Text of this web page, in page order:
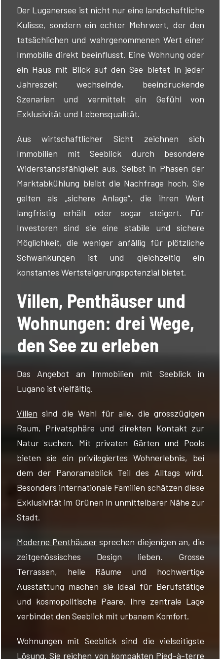
Der Luganersee ist nicht nur eine landschaftliche
Kulisse, sondern ein echter Mehrwert, der den
tatsächlichen und wahrgenommenen Wert einer
Immobilie direkt beeinflusst. Eine Wohnung oder
ein Haus mit Blick auf den See bietet in jeder
Jahreszeit wechselnde, beeindruckende
Szenarien und vermittelt ein Gefühl von
Exklusivität und Lebensqualität.
Aus wirtschaftlicher Sicht zeichnen sich
Immobilien mit Seeblick durch besondere
Widerstandsfähigkeit aus. Selbst in Phasen der
Marktabkühlung bleibt die Nachfrage hoch. Sie
gelten als „sichere Anlage“, die ihren Wert
langfristig erhält oder sogar steigert. Für
Investoren sind sie eine stabile und sichere
Möglichkeit, die weniger anfällig für plötzliche
Schwankungen ist und gleichzeitig ein
konstantes Wertsteigerungspotenzial bietet.
Villen, Penthäuser und
Wohnungen: drei Wege,
den See zu erleben
Das Angebot an Immobilien mit Seeblick in
Lugano ist vielfältig.
Villen sind die Wahl für alle, die grosszügigen
Raum, Privatsphäre und direkten Kontakt zur
Natur suchen. Mit privaten Gärten und Pools
bieten sie ein privilegiertes Wohnerlebnis, bei
dem der Panoramablick Teil des Alltags wird.
Besonders internationale Familien schätzen diese
Exklusivität im Grünen in unmittelbarer Nähe zur
Stadt.
Moderne Penthäusersprechen diejenigen an, die
zeitgenössisches Design lieben. Grosse
Terrassen, helle Räume und hochwertige
Ausstattung machen sie ideal für Berufstätige
und kosmopolitische Paare. Ihre zentrale Lage
verbindet den Seeblick mit urbanem Komfort.
Wohnungen mit Seeblick sind die vielseitigste
Lösung. Sie reichen von kompakten Pied-à-terre